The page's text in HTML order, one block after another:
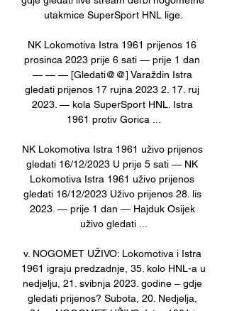
utakmice SuperSport HNL lige.
NK Lokomotiva Istra 1961 prijenos 16
prosinca 2023 prije 6 sati — prije 1 dan
— — — [Gledati@@] Varaždin Istra
gledati prijenos 17 rujna 2023 2. 17. ruj
2023. — kola SuperSport HNL. Istra
1961 protiv Gorica ...
NK Lokomotiva Istra 1961 uživo prijenos
gledati 16/12/2023 U prije 5 sati — NK
Lokomotiva Istra 1961 uživo prijenos
gledati 16/12/2023 Uživo prijenos 28. lis
2023. — prije 1 dan — Hajduk Osijek
uživo gledati ...
v. NOGOMET UŽIVO: Lokomotiva i Istra
1961 igraju predzadnje, 35. kolo HNL-a u
nedjelju, 21. svibnja 2023. godine – gdje
gledati prijenos? Subota, 20. Nedjelja,